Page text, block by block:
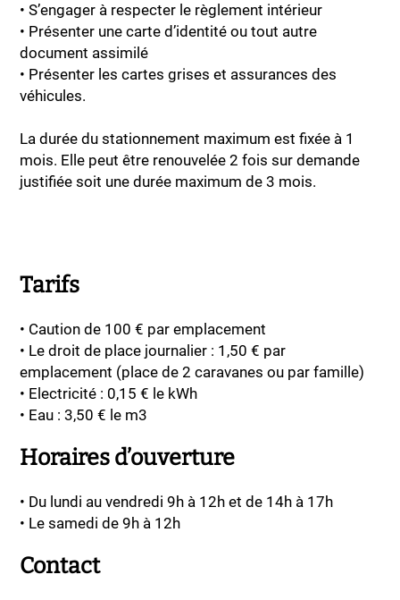
• S’engager à respecter le règlement intérieur
• Présenter une carte d’identité ou tout autre
document assimilé
• Présenter les cartes grises et assurances des
véhicules.
La durée du stationnement maximum est fixée à 1
mois. Elle peut être renouvelée 2 fois sur demande
justifiée soit une durée maximum de 3 mois.
Tarifs
• Caution de 100 € par emplacement
• Le droit de place journalier : 1,50 € par
emplacement (place de 2 caravanes ou par famille)
• Electricité : 0,15 € le kWh
• Eau : 3,50 € le m3
Horaires d’ouverture
• Du lundi au vendredi 9h à 12h et de 14h à 17h
• Le samedi de 9h à 12h
Contact